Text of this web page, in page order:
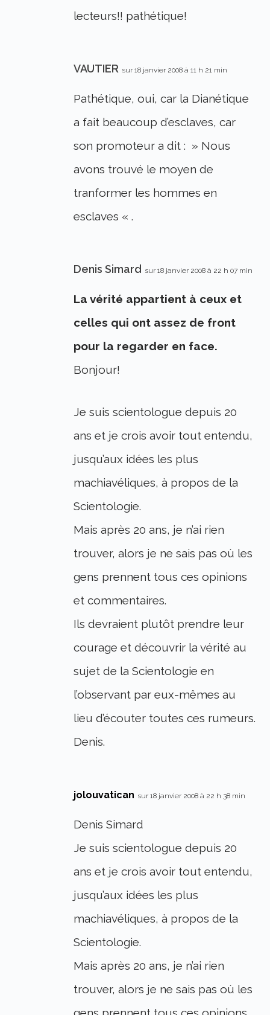
lecteurs!! pathétique!
VAUTIER sur 18 janvier 2008 à 11 h 21 min
Pathétique, oui, car la Dianétique
a fait beaucoup d’esclaves, car
son promoteur a dit : » Nous
avons trouvé le moyen de
tranformer les hommes en
esclaves « .
Denis Simard sur 18 janvier 2008 à 22 h 07 min
La vérité appartient à ceux et
celles qui ont assez de front
pour la regarder en face.
Bonjour!
Je suis scientologue depuis 20
ans et je crois avoir tout entendu,
jusqu’aux idées les plus
machiavéliques, à propos de la
Scientologie.
Mais après 20 ans, je n’ai rien
trouver, alors je ne sais pas où les
gens prennent tous ces opinions
et commentaires.
Ils devraient plutôt prendre leur
courage et découvrir la vérité au
sujet de la Scientologie en
l’observant par eux-mêmes au
lieu d’écouter toutes ces rumeurs.
Denis.
jolouvatican sur 18 janvier 2008 à 22 h 38 min
Denis Simard
Je suis scientologue depuis 20
ans et je crois avoir tout entendu,
jusqu’aux idées les plus
machiavéliques, à propos de la
Scientologie.
Mais après 20 ans, je n’ai rien
trouver, alors je ne sais pas où les